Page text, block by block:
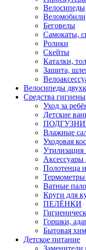
Велосипеды
Беговелы
Самокаты,
Ролики
Скейты
Каталки,
Защита,
Велосипеды
Средства гигиены
Уход за
Детские
Влажные
Уходовая
Утилизация
Аксессуары
Полотенца
Ватные
Круги для
ПЕЛЁНКИ
Горшки,
Бытовая
Детское питание
Заменители